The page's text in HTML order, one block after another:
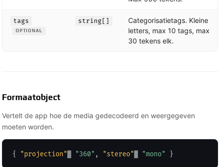
tags
OPTIONAL
string[]
Categorisatietags. Kleine
letters, max 10 tags, max
30 tekens elk.
Formaatobject
Vertelt de app hoe de media gedecodeerd en weergegeven
moeten worden.
{ "projection" : "360" , "stereo" : "mono" }